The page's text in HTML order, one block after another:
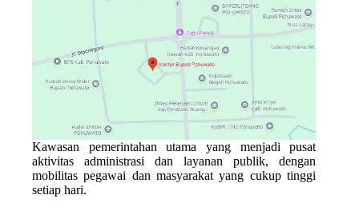
Kawasan pemerintahan utama yang menjadi pusat
aktivitas administrasi dan layanan publik, dengan
mobilitas pegawai dan masyarakat yang cukup tinggi
setiap hari.